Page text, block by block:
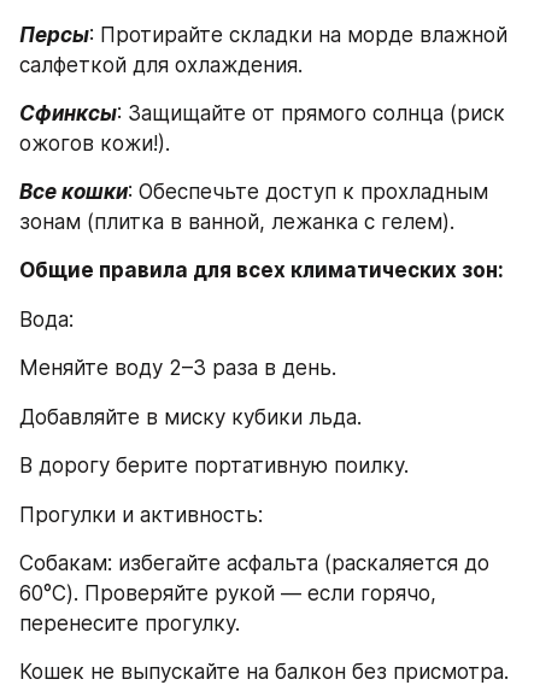
Персы: Протирайте складки на морде влажной
салфеткой для охлаждения.
Сфинксы: Защищайте от прямого солнца (риск
ожогов кожи!).
Все кошки: Обеспечьте доступ к прохладным
зонам (плитка в ванной, лежанка с гелем).
Общие правила для всех климатических зон:
Вода:
Меняйте воду 2–3 раза в день.
Добавляйте в миску кубики льда.
В дорогу берите портативную поилку.
Прогулки и активность:
Собакам: избегайте асфальта (раскаляется до
60°C). Проверяйте рукой — если горячо,
перенесите прогулку.
Кошек не выпускайте на балкон без присмотра.